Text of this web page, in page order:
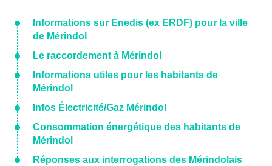
Informations sur Enedis (ex ERDF) pour la ville
de Mérindol
Le raccordement à Mérindol
Informations utiles pour les habitants de
Mérindol
Infos Électricité/Gaz Mérindol
Consommation énergétique des habitants de
Mérindol
Réponses aux interrogations des Mérindolais